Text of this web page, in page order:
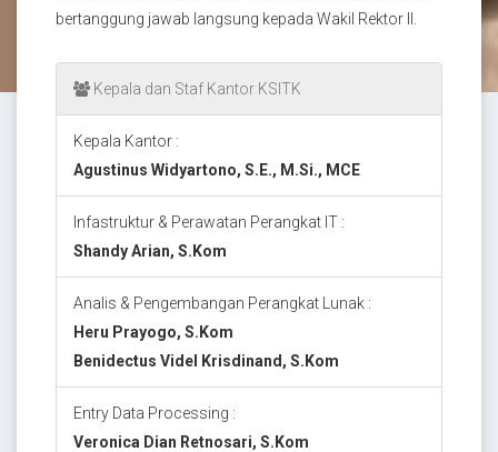
bertanggung jawab langsung kepada Wakil Rektor II.
Kepala dan Staf Kantor KSITK
Kepala Kantor :
Agustinus Widyartono, S.E., M.Si., MCE
Infastruktur & Perawatan Perangkat IT :
Shandy Arian, S.Kom
Analis & Pengembangan Perangkat Lunak :
Heru Prayogo, S.Kom
Benidectus Videl Krisdinand, S.Kom
Entry Data Processing :
Veronica Dian Retnosari, S.Kom